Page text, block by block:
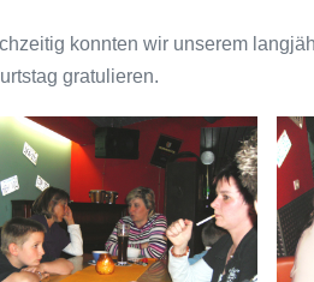
konnten wir unserem
gratulieren.